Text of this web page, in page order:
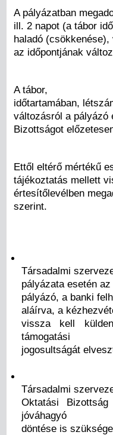
A pályázatban
ill. 2 napot (a tábor
haladó
az időpontjának
A tábor,
időtartamában,
változásról a pályázó
Bizottságot
Ettől eltérő mértékű
tájékoztatás mellett
értesítőlevélben
szerint.
Társadalmi
pályázata esetén
pályázó, a banki
aláírva, a
vissza kell
támogatási
jogosultságát
Társadalmi
Oktatási
jóváhagyó
döntése is